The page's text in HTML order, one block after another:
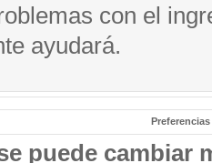
con el
ayudará.
puede cambiar